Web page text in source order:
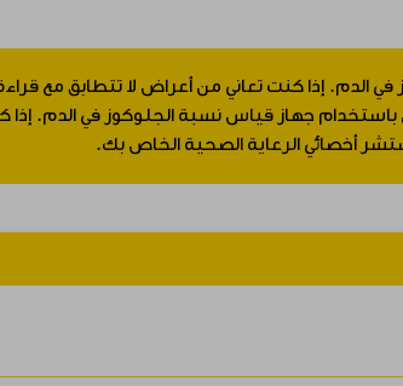
في الدم. إذا كنت تعاني من أعراض لا تتطابق مع
جهاز قياس نسبة الجلوكوز في الدم. إذا
أخصائي الرعاية الصحية الخاص بك.